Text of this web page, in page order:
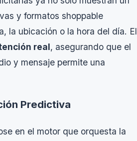
y formatos shoppable
la ubicación o la hora del día. El
real, asegurando que el
y mensaje permite una
Predictiva
en el motor que orquesta la